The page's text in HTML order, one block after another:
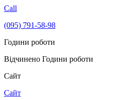
Call
(095) 791-58-98
Години роботи
Відчинено Години роботи
Сайт
Сайт